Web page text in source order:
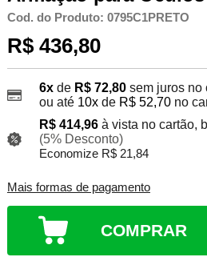
Cod. do Produto: 0795C1PRETO
R$ 436,80
6xde R$ 72,80 sem juros no
ou até 10xde R$ 52,70no
R$ 414,96 à vista no cartão,
(5% Desconto)
Economize R$ 21,84
Mais formas de pagamento
COMPRAR